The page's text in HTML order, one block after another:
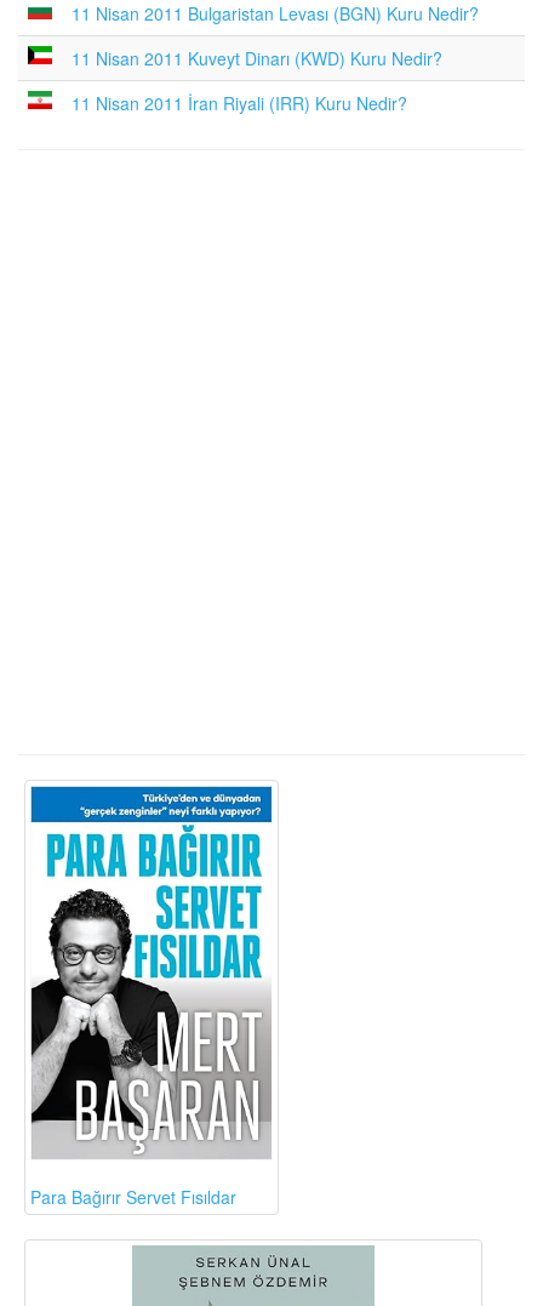
11 Nisan 2011 Bulgaristan Levası (BGN) Kuru Nedir?
11 Nisan 2011 Kuveyt Dinarı (KWD) Kuru Nedir?
11 Nisan 2011 İran Riyali (IRR) Kuru Nedir?
Para Bağırır Servet Fısıldar